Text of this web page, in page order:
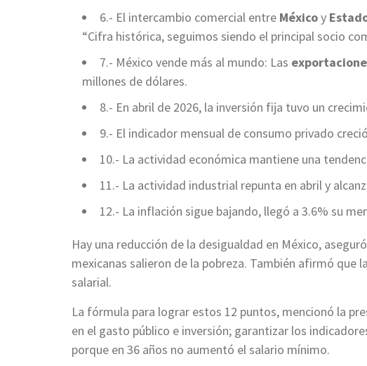
6.- El intercambio comercial entre Méxicoy
“Cifra histórica, seguimos siendo el principal socio
7.- México vende más al mundo: Las
millones de dólares.
8.- En abril de 2026, la inversión fija tuvo un
9.- El indicador mensual de consumo privado
10.- La actividad económica mantiene una
11.- La actividad industrial repunta en abril y
12.- La inflación sigue bajando, llegó a 3.6% su
Hay una reducción de la desigualdad en México,
mexicanas salieron de la pobreza. También afirmó que
salarial.
La fórmula para lograr estos 12 puntos, mencionó la
en el gasto público e inversión; garantizar los
porque en 36 años no aumentó el salario mínimo.